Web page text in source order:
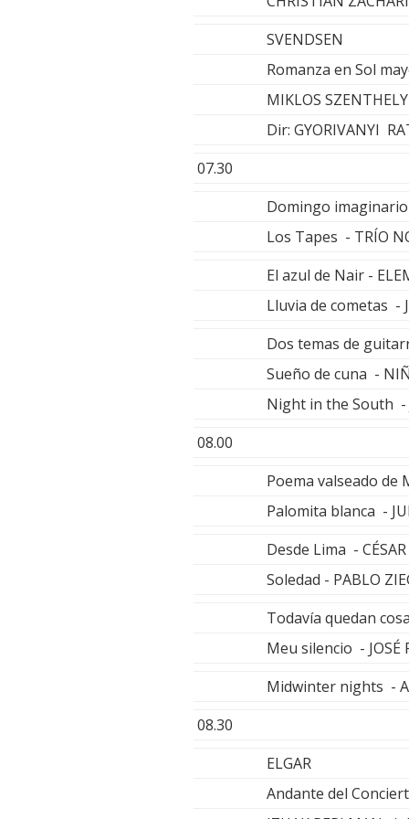
SVENDSEN
Romanza en Sol
MIKLOS
Dir: GYORIVANYI
07.30
Domingo imaginario
Los Tapes - TRÍO
El azul de Nair -
Lluvia de cometas -
Dos temas de
Sueño de cuna -
Night in the South -
08.00
Poema valseado de
Palomita blanca -
Desde Lima -
Soledad - PABLO
Todavía quedan
Meu silencio - JOSÉ
Midwinter nights -
08.30
ELGAR
Andante del